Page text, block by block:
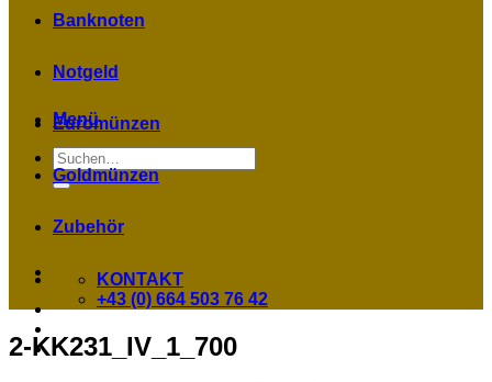
Menü
Suchen
nach:
Banknoten
Notgeld
Euromünzen
Goldmünzen
Zubehör
KONTAKT
+43 (0) 664 503 76 42
2-KK231_IV_1_700